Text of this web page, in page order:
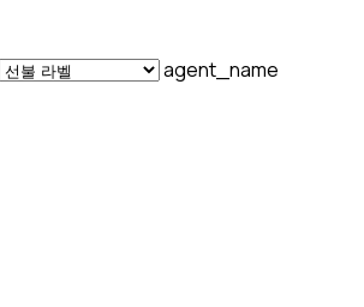
agent_name